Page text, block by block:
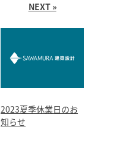
NEXT »
2023夏季休業日のお
知らせ